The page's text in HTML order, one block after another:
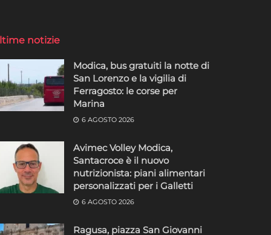
notizie
Modica, bus gratuiti la notte di
San Lorenzo e la vigilia di
Ferragosto: le corse per
Marina
6 AGOSTO 2026
Avimec Volley Modica,
Santacroce è il nuovo
nutrizionista: piani alimentari
personalizzati per i Galletti
6 AGOSTO 2026
Ragusa, piazza San Giovanni